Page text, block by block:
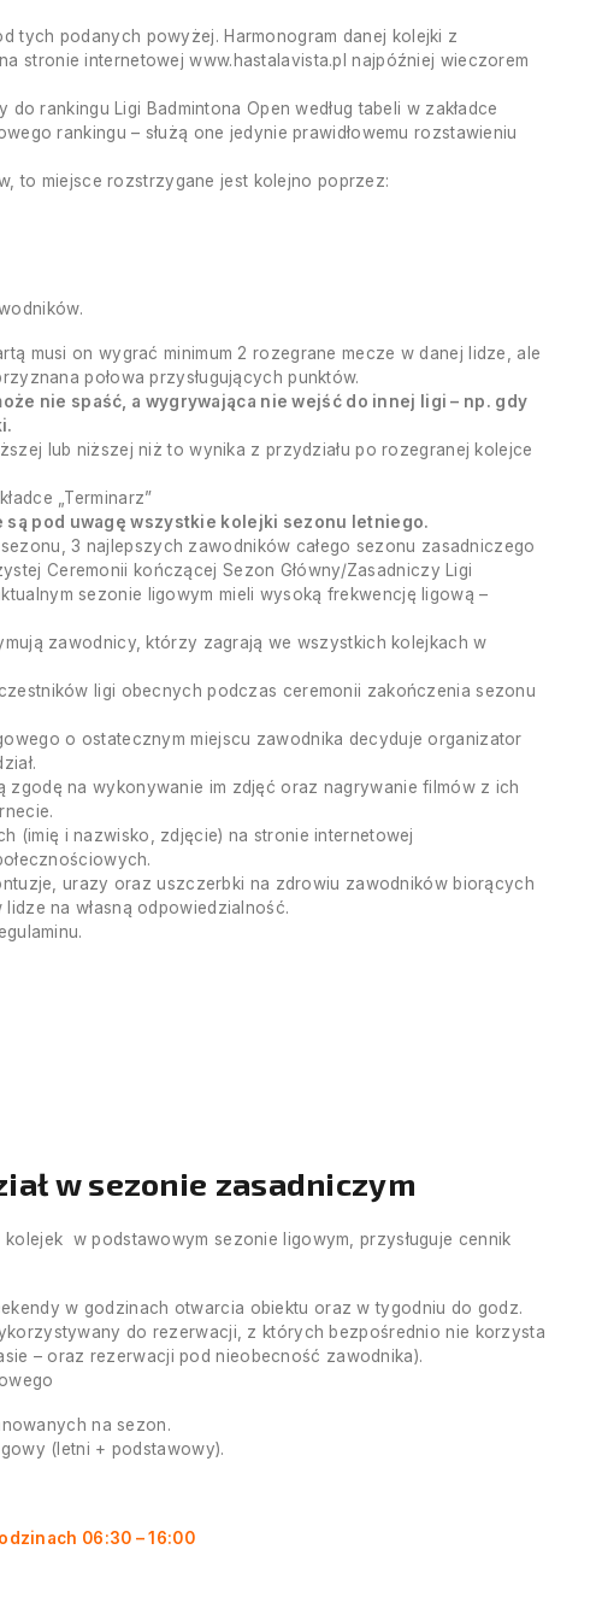
tych podanych powyżej. Harmonogram danej kolejki z
stronie internetowej www.hastalavista.pl najpóźniej wieczorem
rankingu Ligi Badmintona Open według tabeli w zakładce
rankingu – służą one jedynie prawidłowemu rozstawieniu
to miejsce rozstrzygane jest kolejno poprzez:
musi on wygrać minimum 2 rozegrane mecze w danej lidze, ale
połowa przysługujących punktów.
nie spaść, a wygrywająca nie wejść do innej ligi – np. gdy
lub niższej niż to wynika z przydziału po rozegranej kolejce
„Terminarz”
są pod uwagę wszystkie kolejki sezonu letniego.
3 najlepszych zawodników całego sezonu zasadniczego
Ceremonii kończącej Sezon Główny/Zasadniczy Ligi
sezonie ligowym mieli wysoką frekwencję ligową –
zawodnicy, którzy zagrają we wszystkich kolejkach w
ligi obecnych podczas ceremonii zakończenia sezonu
o ostatecznym miejscu zawodnika decyduje organizator
zgodę na wykonywanie im zdjęć oraz nagrywanie filmów z ich
(imię i nazwisko, zdjęcie) na stronie internetowej
urazy oraz uszczerbki na zdrowiu zawodników biorących
na własną odpowiedzialność.
w sezonie zasadniczym
w podstawowym sezonie ligowym, przysługuje cennik
w godzinach otwarcia obiektu oraz w tygodniu do godz.
do rezerwacji, z których bezpośrednio nie korzysta
– oraz rezerwacji pod nieobecność zawodnika).
na sezon.
(letni + podstawowy).
06:30 – 16:00